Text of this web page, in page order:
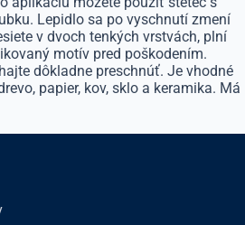
Lepidlo sa po vyschnutí zmení
v dvoch tenkých vrstvách, plní
motív pred poškodením.
dôkladne preschnúť. Je vhodné
papier, kov, sklo a keramika. Má